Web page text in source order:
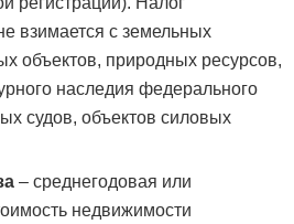
взимается с земельных
объектов, природных ресурсов,
наследия федерального
судов, объектов силовых
– среднегодовая или
недвижимости